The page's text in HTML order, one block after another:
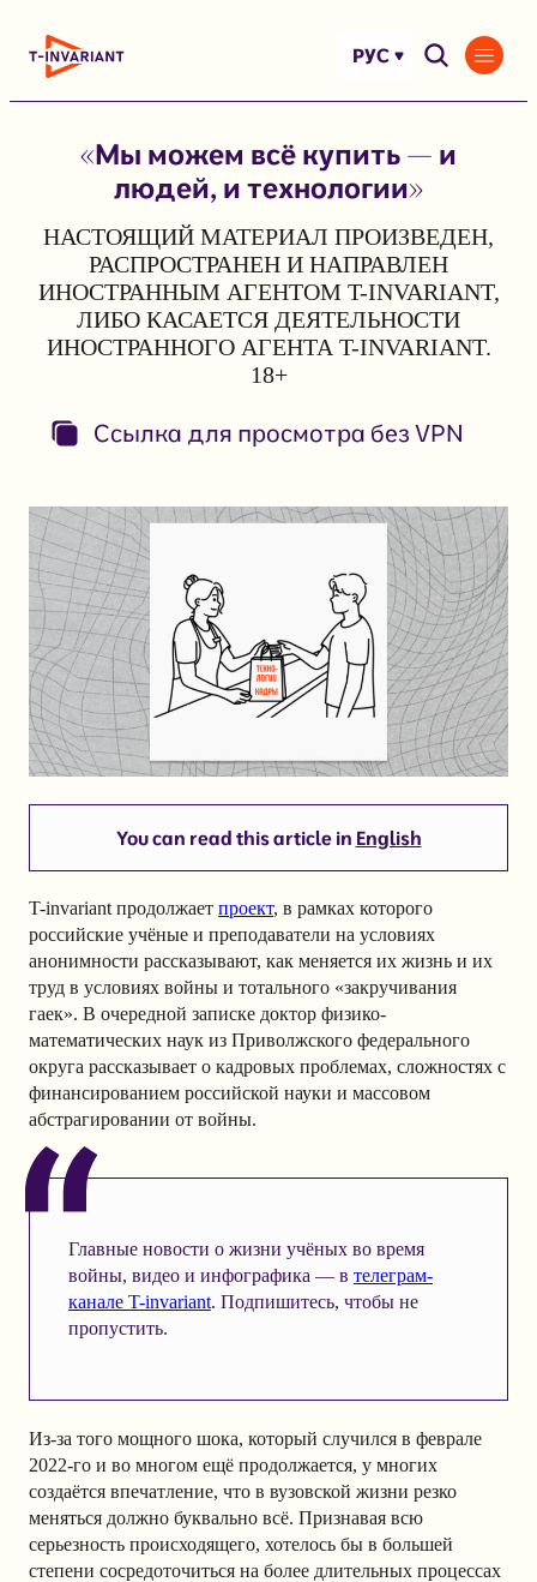
РУС
«Мы можем всё купить — и
людей, и технологии»
НАСТОЯЩИЙ МАТЕРИАЛ ПРОИЗВЕДЕН,
РАСПРОСТРАНЕН И НАПРАВЛЕН
ИНОСТРАННЫМ АГЕНТОМ T-INVARIANT,
ЛИБО КАСАЕТСЯ ДЕЯТЕЛЬНОСТИ
ИНОСТРАННОГО АГЕНТА T-INVARIANT.
18+
Ссылка для просмотра без VPN
You can read this article in English
T-invariant продолжает проект, в рамках которого
российские учёные и преподаватели на условиях
анонимности рассказывают, как меняется их жизнь и их
труд в условиях войны и тотального «закручивания
гаек». В очередной записке доктор физико-
математических наук из Приволжского федерального
округа рассказывает о кадровых проблемах, сложностях с
финансированием российской науки и массовом
абстрагировании от войны.
Главные новости о жизни учёных во время
войны, видео и инфографика — в телеграм-
канале T-invariant. Подпишитесь, чтобы не
пропустить.
Из-за того мощного шока, который случился в феврале
2022-го и во многом ещё продолжается, у многих
создаётся впечатление, что в вузовской жизни резко
меняться должно буквально всё. Признавая всю
серьезность происходящего, хотелось бы в большей
степени сосредоточиться на более длительных процессах